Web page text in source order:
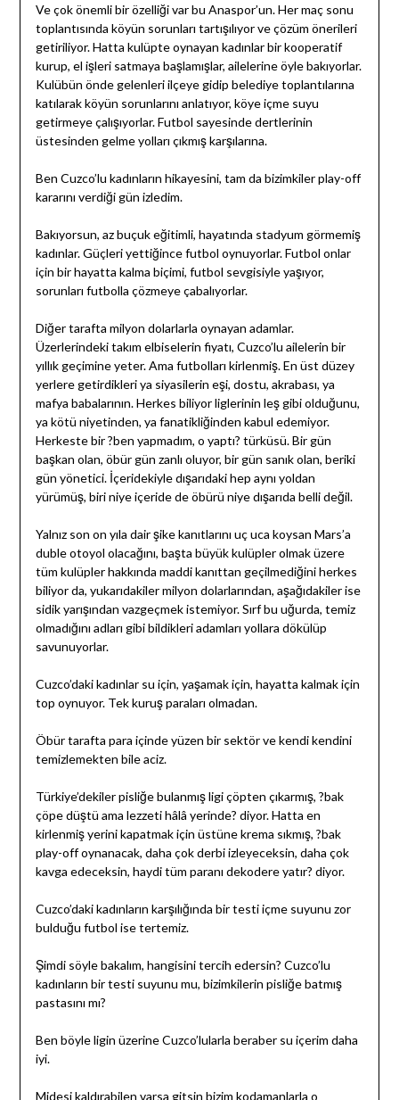
Ve çok önemli bir özelliği var bu Anaspor’un. Her maç sonu
toplantısında köyün sorunları tartışılıyor ve çözüm önerileri
getiriliyor. Hatta kulüpte oynayan kadınlar bir kooperatif
kurup, el işleri satmaya başlamışlar, ailelerine öyle bakıyorlar.
Kulübün önde gelenleri ilçeye gidip belediye toplantılarına
katılarak köyün sorunlarını anlatıyor, köye içme suyu
getirmeye çalışıyorlar. Futbol sayesinde dertlerinin
üstesinden gelme yolları çıkmış karşılarına.
Ben Cuzco’lu kadınların hikayesini, tam da bizimkiler play-off
kararını verdiği gün izledim.
Bakıyorsun, az buçuk eğitimli, hayatında stadyum görmemiş
kadınlar. Güçleri yettiğince futbol oynuyorlar. Futbol onlar
için bir hayatta kalma biçimi, futbol sevgisiyle yaşıyor,
sorunları futbolla çözmeye çabalıyorlar.
Diğer tarafta milyon dolarlarla oynayan adamlar.
Üzerlerindeki takım elbiselerin fiyatı, Cuzco’lu ailelerin bir
yıllık geçimine yeter. Ama futbolları kirlenmiş. En üst düzey
yerlere getirdikleri ya siyasilerin eşi, dostu, akrabası, ya
mafya babalarının. Herkes biliyor liglerinin leş gibi olduğunu,
ya kötü niyetinden, ya fanatikliğinden kabul edemiyor.
Herkeste bir ?ben yapmadım, o yaptı? türküsü. Bir gün
başkan olan, öbür gün zanlı oluyor, bir gün sanık olan, beriki
gün yönetici. İçeridekiyle dışarıdaki hep aynı yoldan
yürümüş, biri niye içeride de öbürü niye dışarıda belli değil.
Yalnız son on yıla dair şike kanıtlarını uç uca koysan Mars’a
duble otoyol olacağını, başta büyük kulüpler olmak üzere
tüm kulüpler hakkında maddi kanıttan geçilmediğini herkes
biliyor da, yukarıdakiler milyon dolarlarından, aşağıdakiler ise
sidik yarışından vazgeçmek istemiyor. Sırf bu uğurda, temiz
olmadığını adları gibi bildikleri adamları yollara dökülüp
savunuyorlar.
Cuzco’daki kadınlar su için, yaşamak için, hayatta kalmak için
top oynuyor. Tek kuruş paraları olmadan.
Öbür tarafta para içinde yüzen bir sektör ve kendi kendini
temizlemekten bile aciz.
Türkiye’dekiler pisliğe bulanmış ligi çöpten çıkarmış, ?bak
çöpe düştü ama lezzeti hâlâ yerinde? diyor. Hatta en
kirlenmiş yerini kapatmak için üstüne krema sıkmış, ?bak
play-off oynanacak, daha çok derbi izleyeceksin, daha çok
kavga edeceksin, haydi tüm paranı dekodere yatır? diyor.
Cuzco’daki kadınların karşılığında bir testi içme suyunu zor
bulduğu futbol ise tertemiz.
Şimdi söyle bakalım, hangisini tercih edersin? Cuzco’lu
kadınların bir testi suyunu mu, bizimkilerin pisliğe batmış
pastasını mı?
Ben böyle ligin üzerine Cuzco’lularla beraber su içerim daha
iyi.
Midesi kaldırabilen varsa gitsin bizim kodamanlarla o